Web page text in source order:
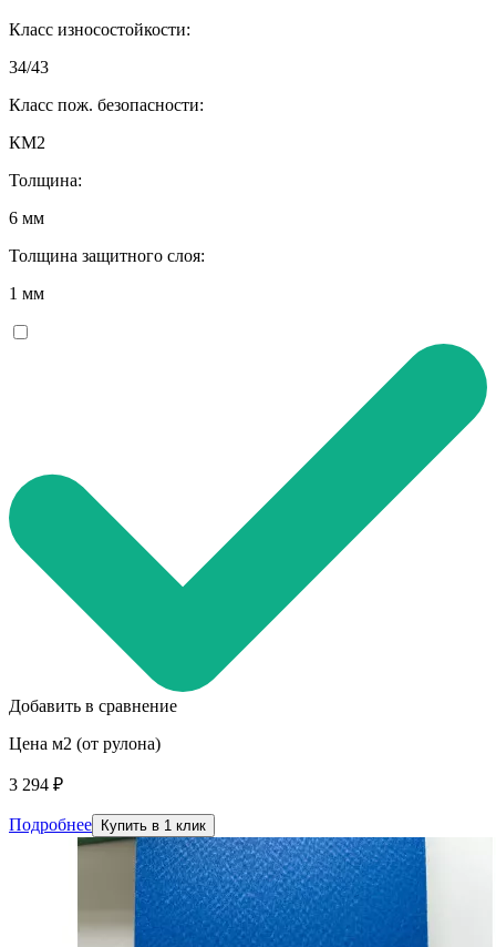
Класс износостойкости:
34/43
Класс пож. безопасности:
КМ2
Толщина:
6 мм
Толщина защитного слоя:
1 мм
Добавить в сравнение
Цена м2 (от рулона)
3 294 ₽
Подробнее Купить в 1 клик